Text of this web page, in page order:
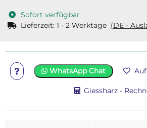
Sofort verfügbar
Lieferzeit: 1 - 2 Werktage (DE -
WhatsApp Chat
Giessharz -